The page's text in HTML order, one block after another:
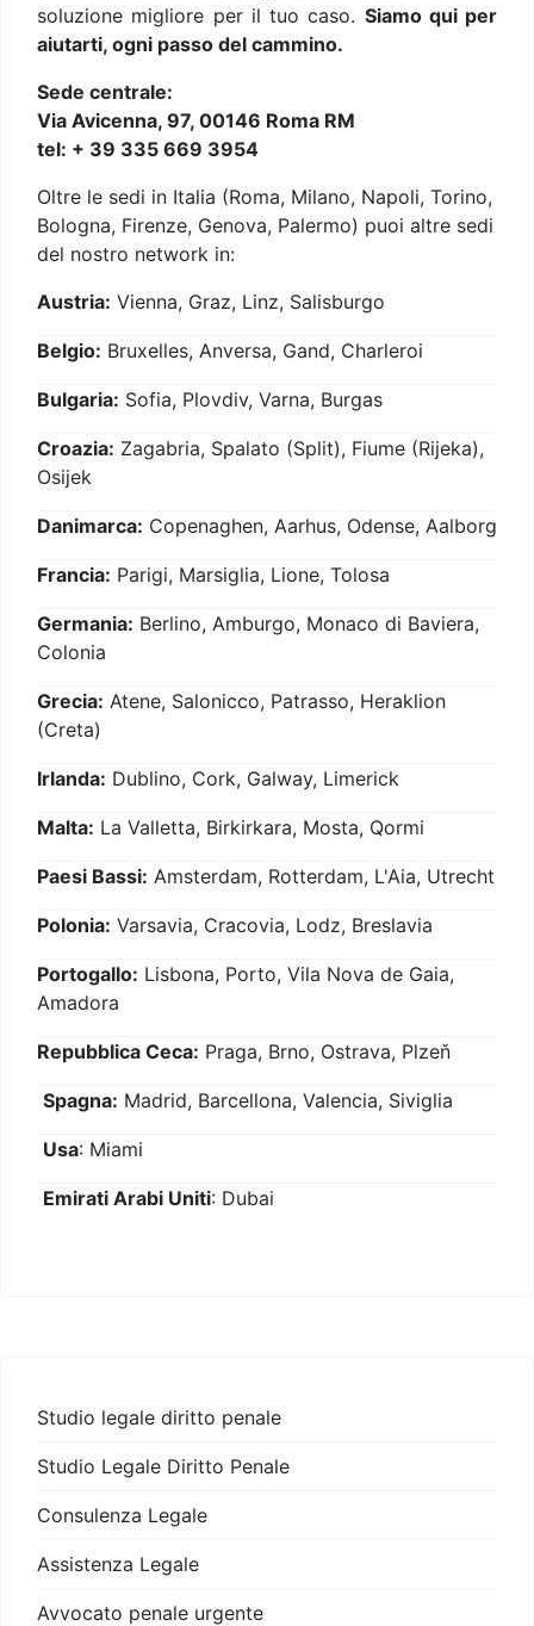
soluzione migliore per il tuo caso. Siamo qui per
aiutarti, ogni passo del cammino.
Sede centrale:
Via Avicenna, 97, 00146 Roma RM
tel: + 39 335 669 3954
Oltre le sedi in Italia (Roma, Milano, Napoli, Torino,
Bologna, Firenze, Genova, Palermo) puoi altre sedi
del nostro network in:
Austria: Vienna, Graz, Linz, Salisburgo
Belgio: Bruxelles, Anversa, Gand, Charleroi
Bulgaria: Sofia, Plovdiv, Varna, Burgas
Croazia: Zagabria, Spalato (Split), Fiume (Rijeka),
Osijek
Danimarca: Copenaghen, Aarhus, Odense, Aalborg
Francia: Parigi, Marsiglia, Lione, Tolosa
Germania: Berlino, Amburgo, Monaco di Baviera,
Colonia
Grecia: Atene, Salonicco, Patrasso, Heraklion
(Creta)
Irlanda: Dublino, Cork, Galway, Limerick
Malta: La Valletta, Birkirkara, Mosta, Qormi
Paesi Bassi: Amsterdam, Rotterdam, L'Aia, Utrecht
Polonia: Varsavia, Cracovia, Lodz, Breslavia
Portogallo: Lisbona, Porto, Vila Nova de Gaia,
Amadora
Repubblica Ceca: Praga, Brno, Ostrava, Plzeň
Spagna: Madrid, Barcellona, Valencia, Siviglia
Usa: Miami
Emirati Arabi Uniti: Dubai
Studio legale diritto penale
Studio Legale Diritto Penale
Consulenza Legale
Assistenza Legale
Avvocato penale urgente